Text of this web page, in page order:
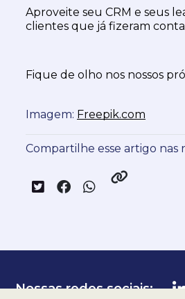
Aproveite seu CRM e seus
clientes que já fizeram
Fique de olho nos nossos
Imagem: Freepik.com
Compartilhe esse artigo nas
Nossas redes sociais: